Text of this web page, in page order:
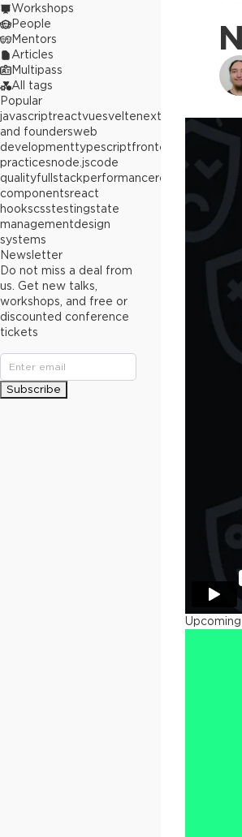
Workshops
People
Mentors
Articles
Multipass
All tags
Popular
javascriptreactvuesveltenext.js
builders
and foundersweb
developmenttypescriptfrontend
practicesnode.jscode
qualityfullstackperformancereact
componentsreact
hookscsstestingstate
managementdesign
systems
Newsletter
Do not miss a deal from
us. Get new talks,
workshops, and free or
discounted conference
tickets
Subscribe